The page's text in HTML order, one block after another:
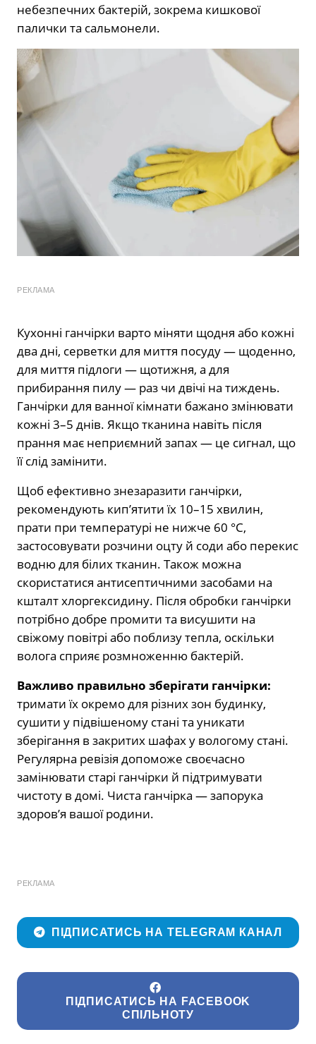
небезпечних бактерій, зокрема кишкової
палички та сальмонели.
РЕКЛАМА
Кухонні ганчірки варто міняти щодня або кожні
два дні, серветки для миття посуду — щоденно,
для миття підлоги — щотижня, а для
прибирання пилу — раз чи двічі на тиждень.
Ганчірки для ванної кімнати бажано змінювати
кожні 3–5 днів. Якщо тканина навіть після
прання має неприємний запах — це сигнал, що
її слід замінити.
Щоб ефективно знезаразити ганчірки,
рекомендують кип’ятити їх 10–15 хвилин,
прати при температурі не нижче 60 °C,
застосовувати розчини оцту й соди або перекис
водню для білих тканин. Також можна
скористатися антисептичними засобами на
кшталт хлоргексидину. Після обробки ганчірки
потрібно добре промити та висушити на
свіжому повітрі або поблизу тепла, оскільки
волога сприяє розмноженню бактерій.
Важливо правильно зберігати ганчірки:
тримати їх окремо для різних зон будинку,
сушити у підвішеному стані та уникати
зберігання в закритих шафах у вологому стані.
Регулярна ревізія допоможе своєчасно
замінювати старі ганчірки й підтримувати
чистоту в домі. Чиста ганчірка — запорука
здоров’я вашої родини.
РЕКЛАМА
ПІДПИСАТИСЬ НА TELEGRAM КАНАЛ
ПІДПИСАТИСЬ НА FACEBOOK
СПІЛЬНОТУ